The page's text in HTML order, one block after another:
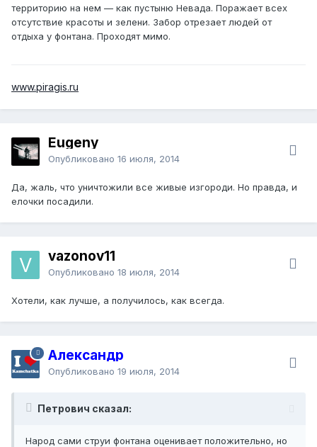
территорию на нем — как пустыню Невада. Поражает всех
отсутствие красоты и зелени. Забор отрезает людей от
отдыха у фонтана. Проходят мимо.
www.piragis.ru
Eugeny
Опубликовано 16 июля, 2014
Да, жаль, что уничтожили все живые изгороди. Но правда, и
елочки посадили.
vazonov11
Опубликовано 18 июля, 2014
Хотели, как лучше, а получилось, как всегда.
Александр
Опубликовано 19 июля, 2014
Петрович сказал:
Народ сами струи фонтана оценивает положительно, но